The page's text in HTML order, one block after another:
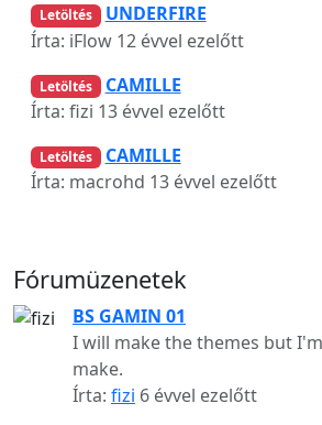
Letöltés
UNDERFIRE
Írta: iFlow 12 évvel ezelőtt
Letöltés
CAMILLE
Írta: fizi 13 évvel ezelőtt
Letöltés
CAMILLE
Írta: macrohd 13 évvel ezelőtt
Fórumüzenetek
BS GAMIN 01
I will make the themes but
make.
Írta: fizi 6 évvel ezelőtt